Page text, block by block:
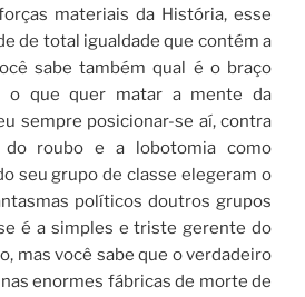
materiais da História, esse
de total igualdade que contém a
sabe também qual é o braço
o que quer matar a mente da
sempre posicionar-se aí, contra
roubo e a lobotomia como
seu grupo de classe elegeram o
políticos doutros grupos
é a simples e triste gerente do
mas você sabe que o verdadeiro
enormes fábricas de morte de